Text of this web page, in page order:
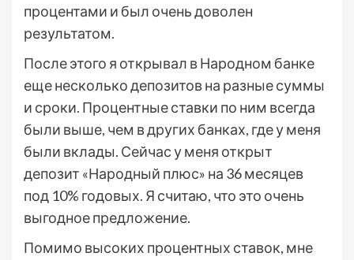
процентами и был очень доволен
результатом.
После этого я открывал в Народном банке
еще несколько депозитов на разные суммы
и сроки. Процентные ставки по ним всегда
были выше, чем в других банках, где у меня
были вклады. Сейчас у меня открыт
депозит «Народный плюс» на 36 месяцев
под 10% годовых. Я считаю, что это очень
выгодное предложение.
Помимо высоких процентных ставок, мне